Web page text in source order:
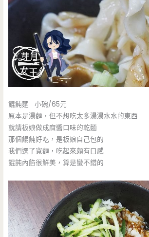
餛飩麵 小碗/65元
原本是湯麵，但不想吃太多湯湯水水的東西
就請板娘做成麻醬口味的乾麵
那個餛飩好吃，是板娘自己包的
我們選了寬麵，吃起來頗有口感
餛飩內餡很鮮美，算是蠻不錯的